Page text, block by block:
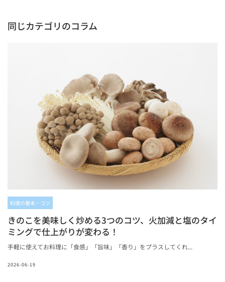
同じカテゴリのコラム
料理の基本・コツ
きのこを美味しく炒める3つのコツ、火加減と塩のタイ
ミングで仕上がりが変わる！
手軽に使えてお料理に「食感」「旨味」「香り」をプラスしてくれ...
2026-06-19